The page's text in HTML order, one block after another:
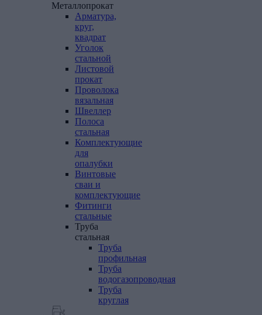
Металлопрокат
Арматура,
круг,
квадрат
Уголок
стальной
Листовой
прокат
Проволока
вязальная
Швеллер
Полоса
стальная
Комплектующие
для
опалубки
Винтовые
сваи и
комплектующие
Фитинги
стальные
Труба
стальная
Труба
профильная
Труба
водогазопроводная
Труба
круглая